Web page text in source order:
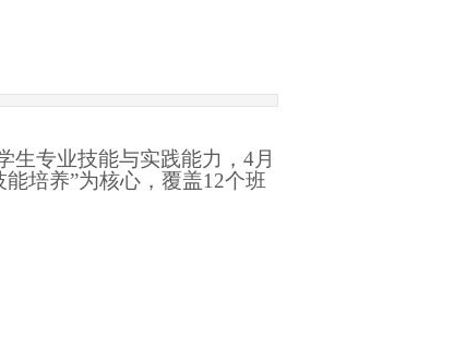
专业技能与实践能力， 4月
培养”为核心，覆盖1 2个班